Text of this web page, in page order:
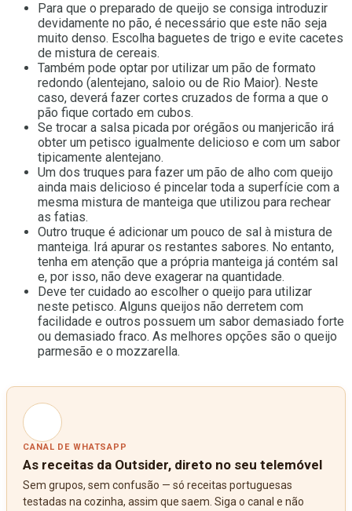
Para que o preparado de queijo se consiga introduzir
devidamente no pão, é necessário que este não seja
muito denso. Escolha baguetes de trigo e evite cacetes
de mistura de cereais.
Também pode optar por utilizar um pão de formato
redondo (alentejano, saloio ou de Rio Maior). Neste
caso, deverá fazer cortes cruzados de forma a que o
pão fique cortado em cubos.
Se trocar a salsa picada por orégãos ou manjericão irá
obter um petisco igualmente delicioso e com um sabor
tipicamente alentejano.
Um dos truques para fazer um pão de alho com queijo
ainda mais delicioso é pincelar toda a superfície com a
mesma mistura de manteiga que utilizou para rechear
as fatias.
Outro truque é adicionar um pouco de sal à mistura de
manteiga. Irá apurar os restantes sabores. No entanto,
tenha em atenção que a própria manteiga já contém sal
e, por isso, não deve exagerar na quantidade.
Deve ter cuidado ao escolher o queijo para utilizar
neste petisco. Alguns queijos não derretem com
facilidade e outros possuem um sabor demasiado forte
ou demasiado fraco. As melhores opções são o queijo
parmesão e o mozzarella.
CANAL DE WHATSAPP
As receitas da Outsider, direto no seu telemóvel
Sem grupos, sem confusão — só receitas portuguesas
testadas na cozinha, assim que saem. Siga o canal e não